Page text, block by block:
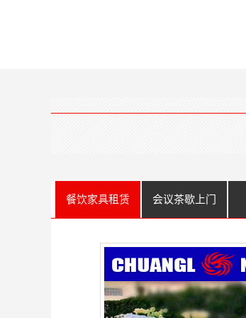
餐饮家具租赁 会议茶歇上门